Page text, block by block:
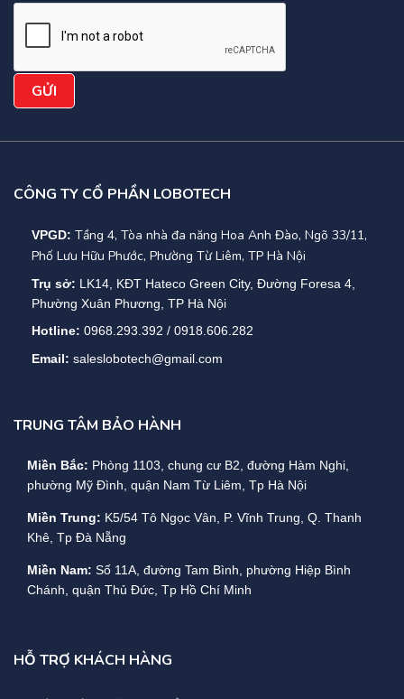
CÔNG TY CỔ PHẦN LOBOTECH
VPGD: Tầng 4, Tòa nhà đa năng Hoa Anh Đào, Ngõ 33/11,
Phố Lưu Hữu Phước, Phường Từ Liêm, TP Hà Nội
Trụ sở: LK14, KĐT Hateco Green City, Đường Foresa 4,
Phường Xuân Phương, TP Hà Nội
Hotline: 0968.293.392 / 0918.606.282
Email: saleslobotech@gmail.com
TRUNG TÂM BẢO HÀNH
Miền Bắc: Phòng 1103, chung cư B2, đường Hàm Nghi,
phường Mỹ Đình, quận Nam Từ Liêm, Tp Hà Nội
Miền Trung: K5/54 Tô Ngọc Vân, P. Vĩnh Trung, Q. Thanh
Khê, Tp Đà Nẵng
Miền Nam: Số 11A, đường Tam Bình, phường Hiệp Bình
Chánh, quận Thủ Đức, Tp Hồ Chí Minh
HỖ TRỢ KHÁCH HÀNG